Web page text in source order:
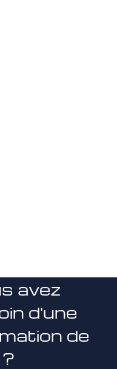
avez
d'une
de